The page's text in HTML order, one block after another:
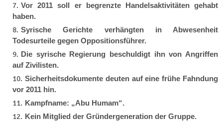
Vor 2011 soll er begrenzte Handelsaktivitäten gehabt
haben.
Syrische Gerichte verhängten in Abwesenheit
Todesurteile gegen Oppositionsführer.
Die syrische Regierung beschuldigt ihn von Angriffen
auf Zivilisten.
Sicherheitsdokumente deuten auf eine frühe Fahndung
vor 2011 hin.
Kampfname: „Abu Humam“.
Kein Mitglied der Gründergeneration der Gruppe.